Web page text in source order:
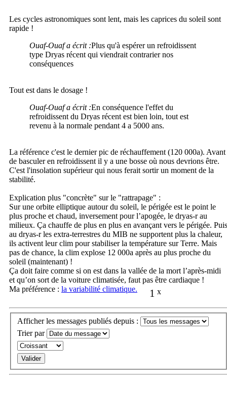
Les cycles astronomiques sont lent, mais les caprices du soleil sont
rapide !
Ouaf-Ouaf a écrit :Plus qu'à espérer un refroidissent
type Dryas récent qui viendrait contrarier nos
conséquences
Tout est dans le dosage !
Ouaf-Ouaf a écrit :En conséquence l'effet du
refroidissent du Dryas récent est bien loin, tout est
revenu à la normale pendant 4 a 5000 ans.
La référence c'est le dernier pic de réchauffement (120 000a). Avant
de basculer en refroidissent il y a une bosse où nous devrions être.
C'est l'insolation supérieur qui nous ferait sortir un moment de la
stabilité.
Explication plus "concrète" sur le "rattrapage" :
Sur une orbite elliptique autour du soleil, le périgée est le point le
plus proche et chaud, inversement pour l’apogée, le dryas-r au
milieux. Ça chauffe de plus en plus en avançant vers le périgée. Puis
au dryas-r les extra-terrestres du MIB ne supportent plus la chaleur,
ils activent leur clim pour stabiliser la température sur Terre. Mais
pas de chance, la clim explose 12 000a après au plus proche du
soleil (maintenant) !
Ça doit faire comme si on est dans la vallée de la mort l’après-midi
et qu’on sort de la voiture climatisée, faut pas être cardiaque !
1 x
Ma préférence : la variabilité climatique.
Afficher les messages publiés depuis :
Trier par